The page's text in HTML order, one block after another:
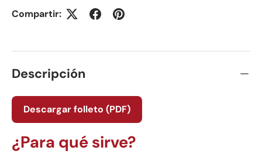
Compartir:
Descripción
Descargar folleto (PDF)
¿Para qué sirve?